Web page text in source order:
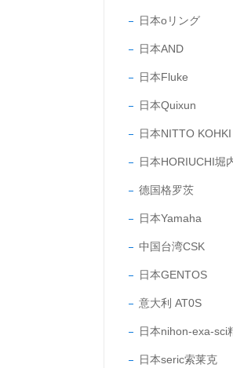
日本oリング
日本AND
日本Fluke
日本Quixun
日本NITTO KOHKI
日本HORIUCHI堀
德国格罗茨
日本Yamaha
中国台湾CSK
日本GENTOS
意大利 AT0S
日本nihon-exa-sci
日本seric索莱克